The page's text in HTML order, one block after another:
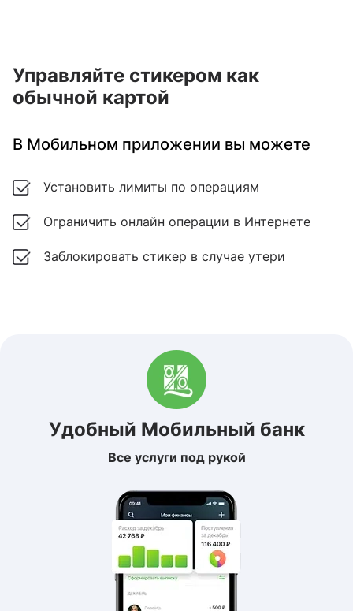
Управляйте стикером как
обычной картой
В Мобильном приложении вы можете
установить лимиты по операциям
ограничить онлайн операции в Интернете
заблокировать стикер в случае утери
Удобный Мобильный банк
Все услуги под рукой